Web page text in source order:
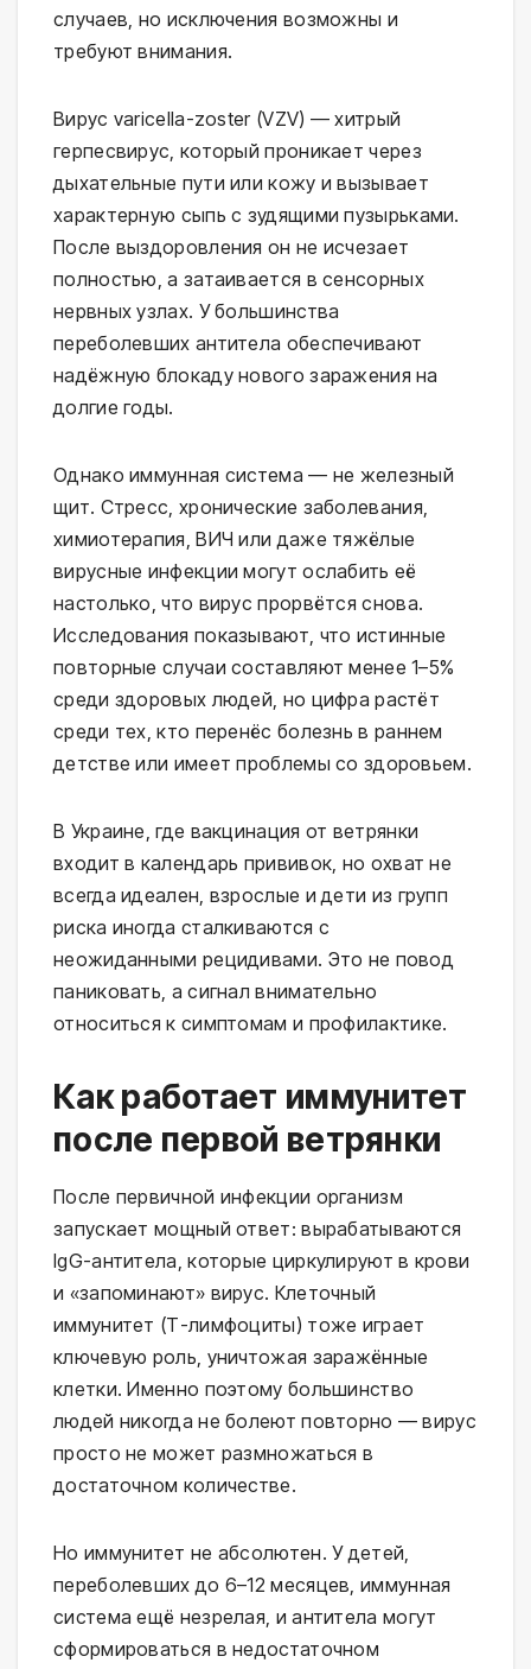
случаев, но исключения возможны и
требуют внимания.
Вирус varicella-zoster (VZV) — хитрый
герпесвирус, который проникает через
дыхательные пути или кожу и вызывает
характерную сыпь с зудящими пузырьками.
После выздоровления он не исчезает
полностью, а затаивается в сенсорных
нервных узлах. У большинства
переболевших антитела обеспечивают
надёжную блокаду нового заражения на
долгие годы.
Однако иммунная система — не железный
щит. Стресс, хронические заболевания,
химиотерапия, ВИЧ или даже тяжёлые
вирусные инфекции могут ослабить её
настолько, что вирус прорвётся снова.
Исследования показывают, что истинные
повторные случаи составляют менее 1–5%
среди здоровых людей, но цифра растёт
среди тех, кто перенёс болезнь в раннем
детстве или имеет проблемы со здоровьем.
В Украине, где вакцинация от ветрянки
входит в календарь прививок, но охват не
всегда идеален, взрослые и дети из групп
риска иногда сталкиваются с
неожиданными рецидивами. Это не повод
паниковать, а сигнал внимательно
относиться к симптомам и профилактике.
Как работает иммунитет
после первой ветрянки
После первичной инфекции организм
запускает мощный ответ: вырабатываются
IgG-антитела, которые циркулируют в крови
и «запоминают» вирус. Клеточный
иммунитет (Т-лимфоциты) тоже играет
ключевую роль, уничтожая заражённые
клетки. Именно поэтому большинство
людей никогда не болеют повторно — вирус
просто не может размножаться в
достаточном количестве.
Но иммунитет не абсолютен. У детей,
переболевших до 6–12 месяцев, иммунная
система ещё незрелая, и антитела могут
сформироваться в недостаточном